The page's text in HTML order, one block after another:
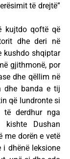
të drejtë”
kujtdo qoftë që
dhe deri në
kushdo shqiptar
gjithmonë, por
dhe qëllim në
dhe banda e tij
që lundronte si
derdhur nga
Dushan
me dorën e vetë
dhënë leksione